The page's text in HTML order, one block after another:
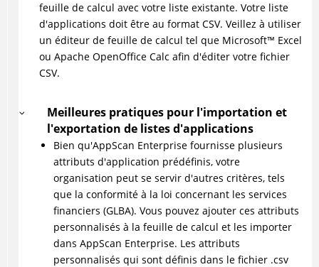
feuille de calcul avec votre liste existante. Votre liste
d'applications doit être au format CSV. Veillez à utiliser
un éditeur de feuille de calcul tel que Microsoft™ Excel
ou Apache OpenOffice Calc afin d'éditer votre fichier
CSV.
Meilleures pratiques pour l'importation et
l'exportation de listes d'applications
Bien qu'AppScan Enterprise fournisse plusieurs
attributs d'application prédéfinis, votre
organisation peut se servir d'autres critères, tels
que la conformité à la loi concernant les services
financiers (GLBA). Vous pouvez ajouter ces attributs
personnalisés à la feuille de calcul et les importer
dans AppScan Enterprise. Les attributs
personnalisés qui sont définis dans le fichier .csv